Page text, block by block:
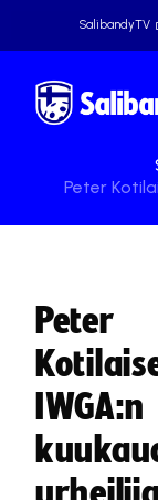
SalibandyTV
Peter
Peter
IWGA:n